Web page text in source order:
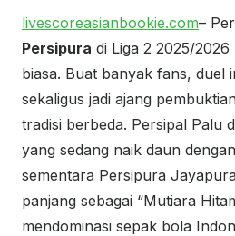
livescoreasianbookie.com–
Persipura di Liga 2 2025/
biasa. Buat banyak fans, duel
sekaligus jadi ajang
tradisi berbeda. Persipal Palu
yang sedang naik daun
sementara Persipura
panjang sebagai “Mutiara
mendominasi sepak bola